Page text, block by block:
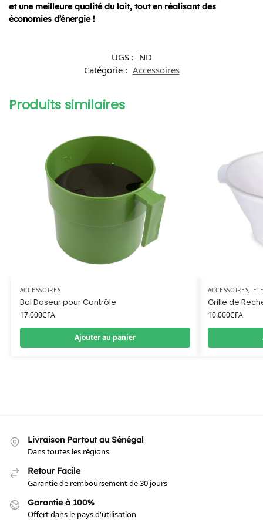
et une meilleure qualité du lait, tout en réalisant des
économies d’énergie !
UGS : ND
Catégorie : Accessoires
Produits similaires
ACCESSOIRES
Bol Doseur pour Contrôle
17.000CFA
Ajouter au panier
ACCESSOIRES,
Grille de
10.000CFA
Livraison Partout au Sénégal
Dans toutes les régions
Retour Facile
Garantie de remboursement de 30 jours
Garantie à 100%
Offert dans le pays d'utilisation